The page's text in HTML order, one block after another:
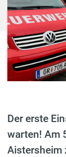
Der erste
warten! Am
Aistersheim